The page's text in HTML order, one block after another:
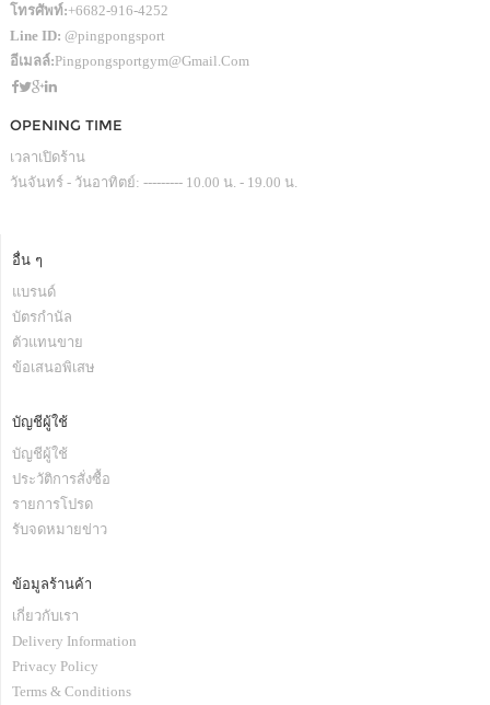
โทรศัพท์:+6682-916-4252
Line ID: @pingpongsport
อีเมลล์:Pingpongsportgym@gmail.com
OPENING TIME
เวลาเปิดร้าน
วันจันทร์ - วันอาทิตย์: --------- 10.00 น. - 19.00 น.
อื่น ๆ
แบรนด์
บัตรกำนัล
ตัวแทนขาย
ข้อเสนอพิเสษ
บัญชีผู้ใช้
บัญชีผู้ใช้
ประวัติการสั่งซื้อ
รายการโปรด
รับจดหมายข่าว
ข้อมูลร้านค้า
เกี่ยวกับเรา
Delivery Information
Privacy Policy
Terms & Conditions